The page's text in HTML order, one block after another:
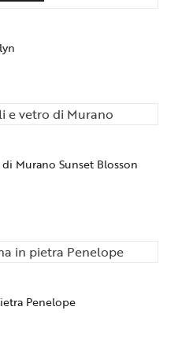
Murano Sunset Blosson
Penelope